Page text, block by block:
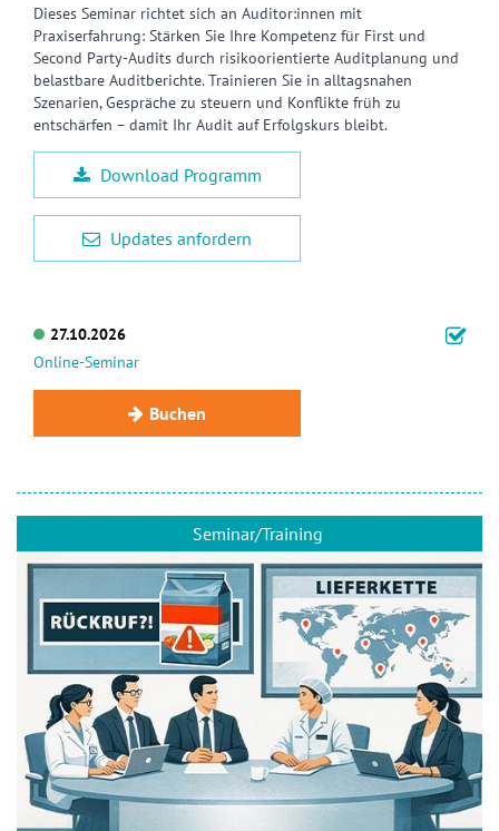
Dieses Seminar richtet sich an Auditor:innen mit
Praxiserfahrung: Stärken Sie Ihre Kompetenz für First und
Second Party-Audits durch risikoorientierte Auditplanung und
belastbare Auditberichte. Trainieren Sie in alltagsnahen
Szenarien, Gespräche zu steuern und Konflikte früh zu
entschärfen – damit Ihr Audit auf Erfolgskurs bleibt.
Download Programm
Updates anfordern
27.10.2026
Online-Seminar
Buchen
Seminar/Training